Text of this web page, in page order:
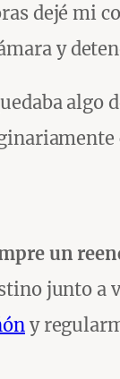
dejé mi
y
un
junto a
y